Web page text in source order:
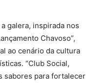
galera, inspirada nos
Chavoso”,
ao cenário da cultura
“Club Social,
sabores para fortalecer